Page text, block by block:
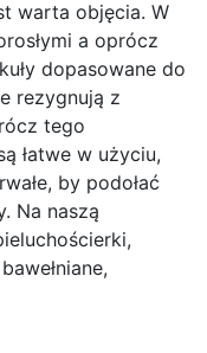
warta objęcia. W
a oprócz
dopasowane do
rezygnują z
tego
łatwe w użyciu,
by podołać
Na naszą